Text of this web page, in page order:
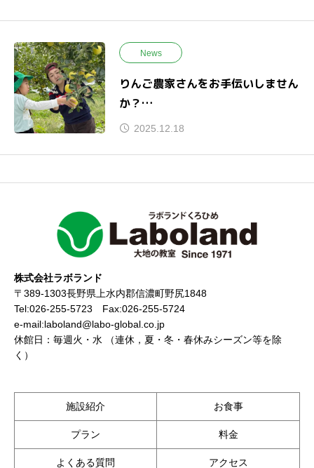
News
りんご農家さんをお手伝いしません
か？
援農体験宿泊プラン
2025.12.18
株式会社ラボランド
〒389-1303長野県上水内郡信濃町野尻1848
Tel:026-255-5723 Fax:026-255-5724
e-mail:laboland@labo-global.co.jp
休館日：毎週火・水 （連休，夏・冬・春休みシーズン等を除
く）
施設紹介 お食事
プラン 料金
よくある質問 アクセス